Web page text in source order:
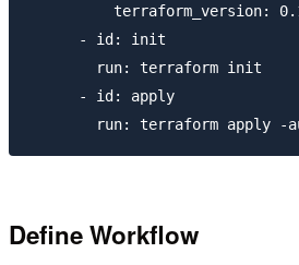
terraform_version:
      - id: init
        run: terraform init
      - id: apply
Define Workflow